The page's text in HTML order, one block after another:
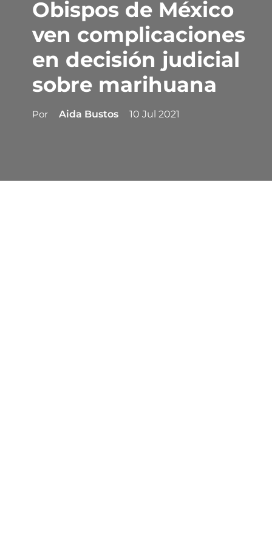
Obispos de México
ven complicaciones
en decisión judicial
sobre marihuana
Por Aida Bustos 10 Jul 2021